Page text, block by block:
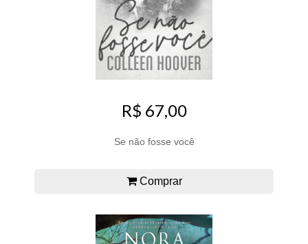
R$ 67,00
Se não fosse você
Comprar